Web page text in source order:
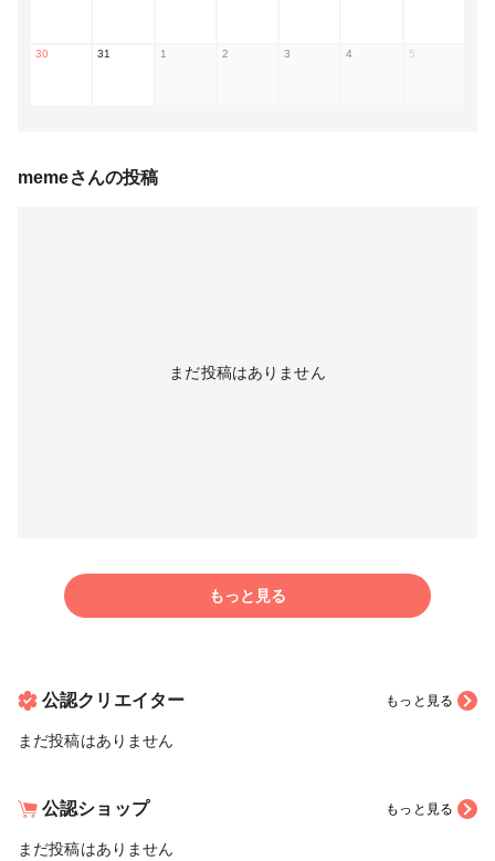
30 31 1 2 3 4 5
memeさんの投稿
まだ投稿はありません
もっと見る
公認クリエイター もっと見る
まだ投稿はありません
公認ショップ もっと見る
まだ投稿はありません